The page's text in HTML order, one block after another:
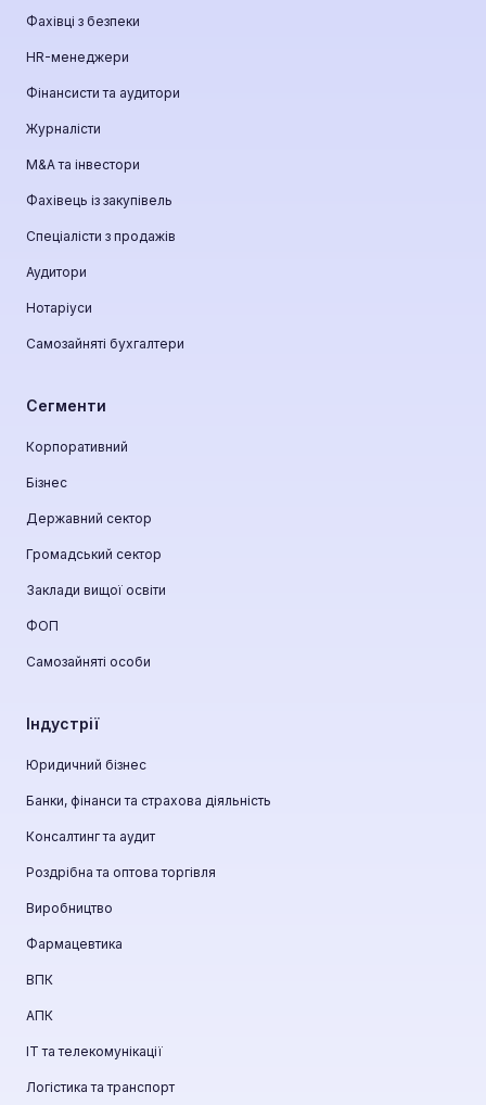
Фахівці з безпеки
HR-менеджери
Фінансисти та аудитори
Журналісти
М&A та інвестори
Фахівець із закупівель
Спеціалісти з продажів
Аудитори
Нотаріуси
Самозайняті бухгалтери
Сегменти
Корпоративний
Бізнес
Державний сектор
Громадський сектор
Заклади вищої освіти
ФОП
Самозайняті особи
Індустрії
Юридичний бізнес
Банки, фінанси та страхова діяльність
Консалтинг та аудит
Роздрібна та оптова торгівля
Виробництво
Фармацевтика
ВПК
АПК
ІТ та телекомунікації
Логістика та транспорт